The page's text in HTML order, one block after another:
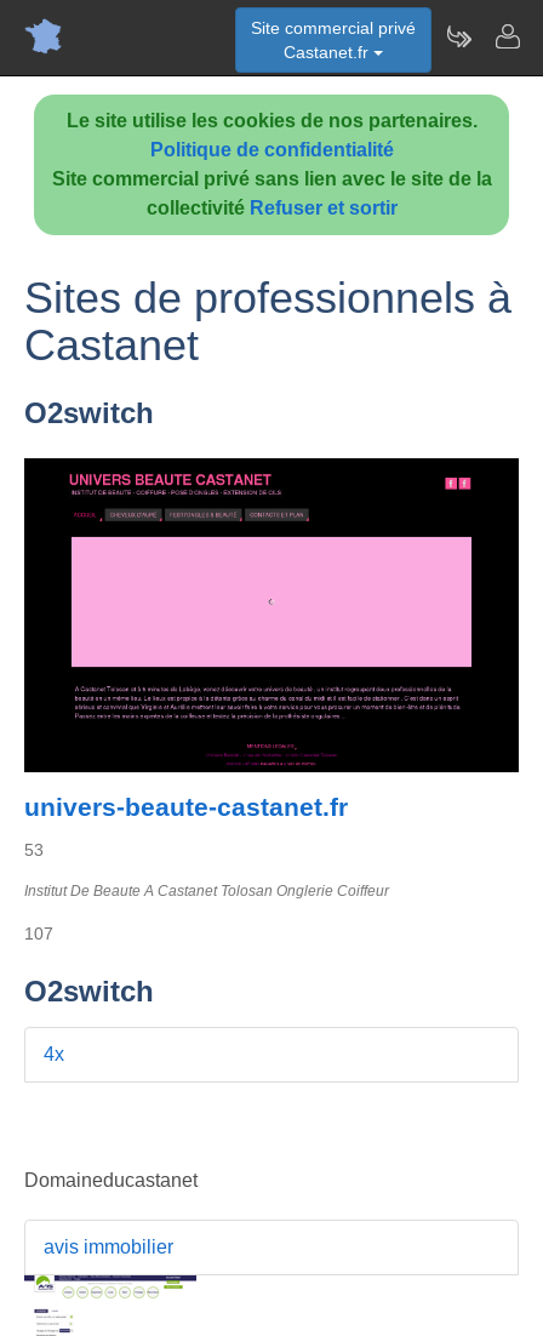
Le site utilise les cookies de nos partenaires.
Politique de confidentialité
Site commercial privé sans lien avec le site de la
collectivité Refuser et sortir
Site commercial privé
Castanet.fr
Sites de professionnels à
Castanet
O2switch
univers-beaute-castanet.fr
53
Institut De Beaute A Castanet Tolosan Onglerie Coiffeur
107
O2switch
4x
Domaineducastanet
avis immobilier